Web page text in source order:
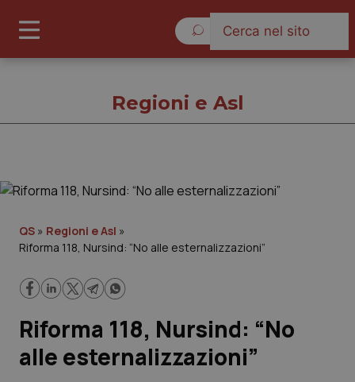
Cronache
Lavoro e Professioni
Regioni e Asl
QS » Regioni e Asl »
Riforma 118, Nursind: “No alle esternalizzazioni”
Riforma 118, Nursind: “No
alle esternalizzazioni”